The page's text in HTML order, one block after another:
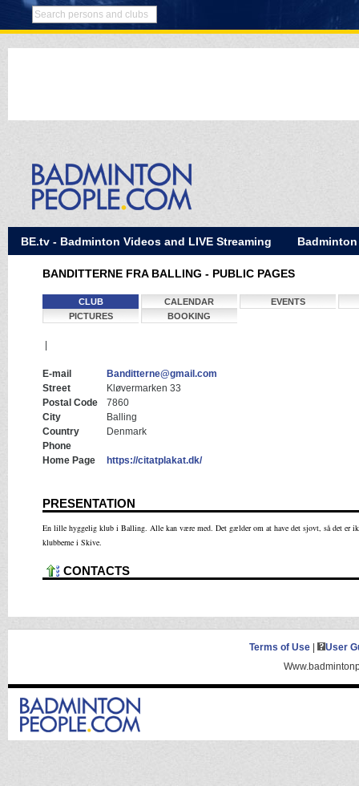
BE.tv - Badminton Videos and LIVE Streaming Badminton
BANDITTERNE FRA BALLING - PUBLIC PAGES
CLUB CALENDAR
EVENTS
PICTURES
BOOKING
E-mail
Banditterne@gmail.com
Street
Kløvermarken 33
Postal Code
7860
City
Balling
Country
Denmark
Phone
Home Page
https://citatplakat.dk/
PRESENTATION
En lille hyggelig klub i Balling. Alle kan være med. Det gælder om at have det sjovt, så det er
klubberne i Skive.
CONTACTS
Terms of Use|
User